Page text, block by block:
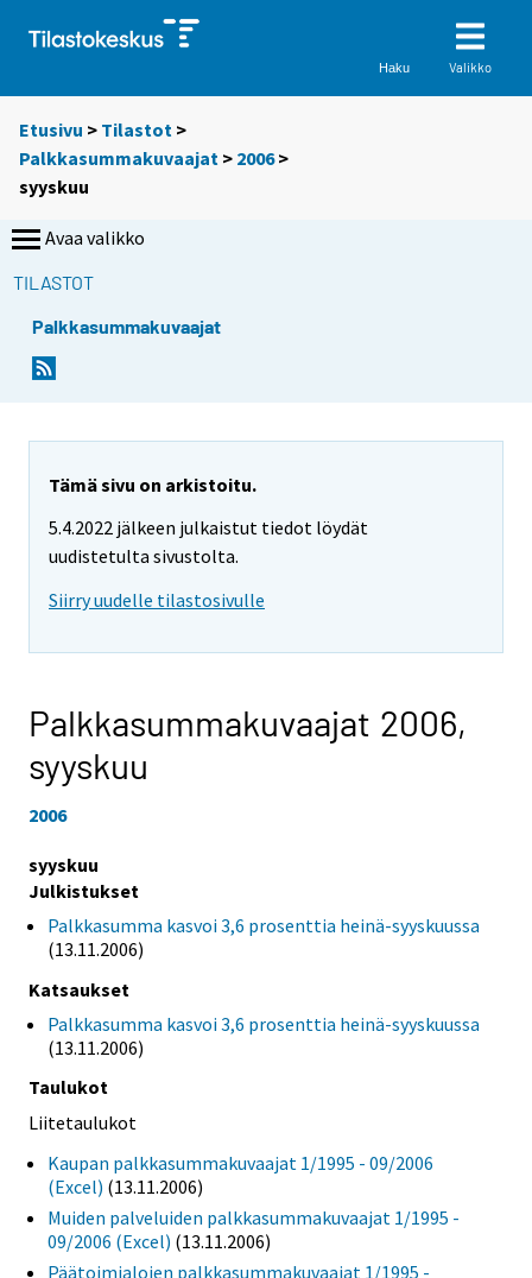
Haku Valikko
Etusivu > Tilastot >
Palkkasummakuvaajat > 2006>
syyskuu
Avaa valikko
TILASTOT
Palkkasummakuvaajat
Tämä sivu on arkistoitu.
5.4.2022 jälkeen julkaistut tiedot löydät
uudistetulta sivustolta.
Siirry uudelle tilastosivulle
Palkkasummakuvaajat 2006,
syyskuu
2006
syyskuu
Julkistukset
Palkkasumma kasvoi 3,6 prosenttia heinä-syyskuussa
(13.11.2006)
Katsaukset
Palkkasumma kasvoi 3,6 prosenttia heinä-syyskuussa
(13.11.2006)
Taulukot
Liitetaulukot
Kaupan palkkasummakuvaajat 1/1995 - 09/2006
(Excel) (13.11.2006)
Muiden palveluiden palkkasummakuvaajat 1/1995 -
09/2006 (Excel) (13.11.2006)
Päätoimialojen palkkasummakuvaajat 1/1995 -